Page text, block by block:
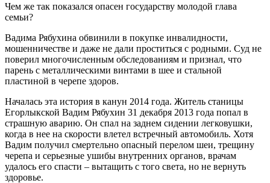
Чем же так показался опасен государству молодой глава
семьи?
Вадима Рябухина обвинили в покупке инвалидности,
мошенничестве и даже не дали проститься с родными. Суд не
поверил многочисленным обследованиям и признал, что
парень с металлическими винтами в шее и стальной
пластиной в черепе здоров.
Началась эта история в канун 2014 года. Житель станицы
Егорлыкской Вадим Рябухин 31 декабря 2013 года попал в
страшную аварию. Он спал на заднем сидении легковушки,
когда в нее на скорости влетел встречный автомобиль. Хотя
Вадим получил смертельно опасный перелом шеи, трещину
черепа и серьезные ушибы внутренних органов, врачам
удалось его спасти – вытащить с того света, но не вернуть
здоровье.